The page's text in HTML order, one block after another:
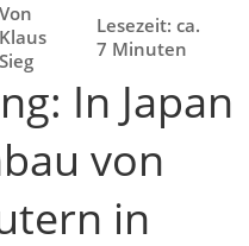
Von
Klaus
Sieg
Lesezeit: ca.
7 Minuten
In Japan
von
in